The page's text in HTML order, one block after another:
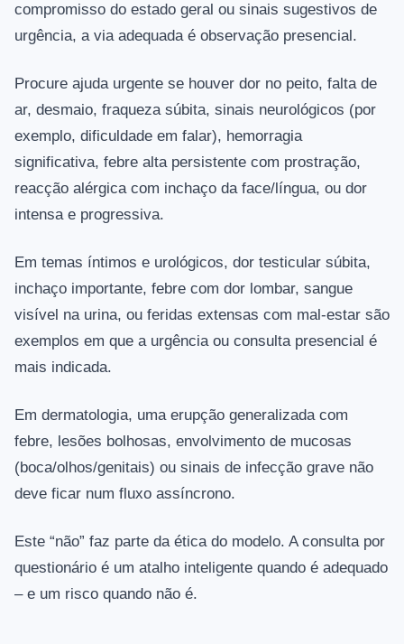
compromisso do estado geral ou sinais sugestivos de
urgência, a via adequada é observação presencial.
Procure ajuda urgente se houver dor no peito, falta de
ar, desmaio, fraqueza súbita, sinais neurológicos (por
exemplo, dificuldade em falar), hemorragia
significativa, febre alta persistente com prostração,
reacção alérgica com inchaço da face/língua, ou dor
intensa e progressiva.
Em temas íntimos e urológicos, dor testicular súbita,
inchaço importante, febre com dor lombar, sangue
visível na urina, ou feridas extensas com mal-estar são
exemplos em que a urgência ou consulta presencial é
mais indicada.
Em dermatologia, uma erupção generalizada com
febre, lesões bolhosas, envolvimento de mucosas
(boca/olhos/genitais) ou sinais de infecção grave não
deve ficar num fluxo assíncrono.
Este “não” faz parte da ética do modelo. A consulta por
questionário é um atalho inteligente quando é adequado
– e um risco quando não é.